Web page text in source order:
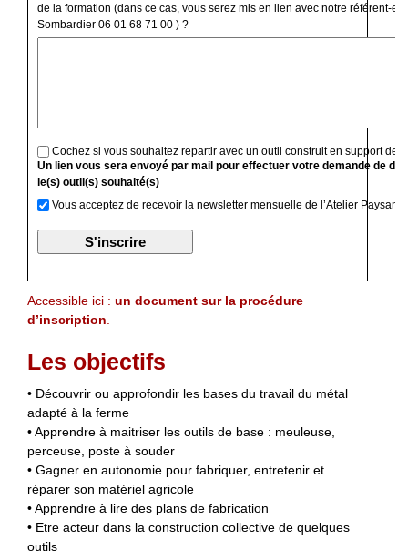
de la formation (dans ce cas, vous serez mis en lien avec notre référent-e
Sombardier 06 01 68 71 00 ) ?
Cochez si vous souhaitez repartir avec un outil construit en support de
Un lien vous sera envoyé par mail pour effectuer votre demande de
le(s) outil(s) souhaité(s)
Vous acceptez de recevoir la newsletter mensuelle de l’Atelier Paysan
Accessible ici : un document sur la procédure
d’inscription
Les objectifs
• Découvrir ou approfondir les bases du travail du métal
adapté à la ferme
• Apprendre à maitriser les outils de base : meuleuse,
perceuse, poste à souder
• Gagner en autonomie pour fabriquer, entretenir et
réparer son matériel agricole
• Apprendre à lire des plans de fabrication
• Etre acteur dans la construction collective de quelques
outils